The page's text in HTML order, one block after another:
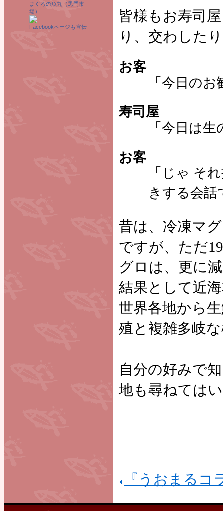
まぐろの魚丸（黒門市
場）
Facebookページも宣伝
皆様もお寿司
り、交わした
お客
「今日の
寿司屋
「今日は
お客
「じゃ そ
きする会話
昔は、冷凍マ
ですが、ただ
グロは、更に
結果として近
世界各地から
殖と複雑多岐
自分の好みで
地も尋ねては
『うおまるコ